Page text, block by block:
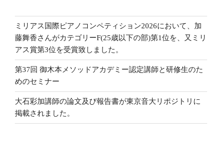
ミリアス国際ピアノコンペティション2026において、加
藤舞香さんがカテゴリーF(25歳以下の部)第1位を、又ミリ
アス賞第3位を受賞致しました。
第37回 御木本メソッドアカデミー認定講師と研修生のた
めのセミナー
大石彩加講師の論文及び報告書が東京音大リポジトリに
掲載されました。